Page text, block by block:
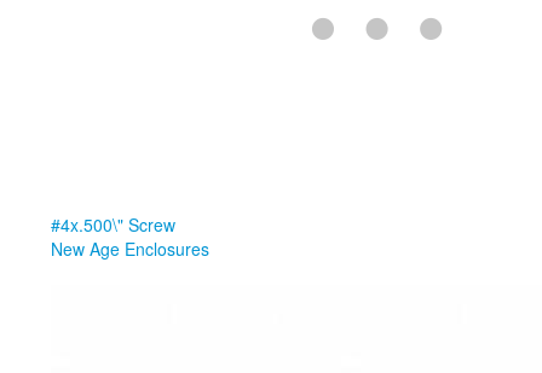
#4x.500\" Screw
New Age Enclosures